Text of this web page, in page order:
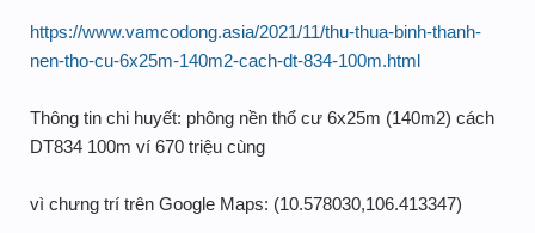
https://www.vamcodong.asia/2021/11/thu-thua-binh-thanh-
nen-tho-cu-6x25m-140m2-cach-dt-834-100m.html
Thông tin chi huyết: phông nền thổ cư 6x25m (140m2) cách
DT834 100m ví 670 triệu cùng
vì chưng trí trên Google Maps: (10.578030,106.413347)